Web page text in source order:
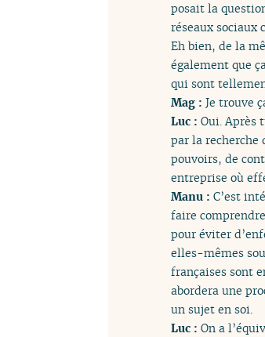
posait la
réseaux sociaux
Eh bien, de la
également que
qui sont
Mag : Je trouve
Luc : Oui. Après
par la recherche
pouvoirs, de
entreprise où
Manu : C’est
faire
pour éviter
elles-mêmes
françaises sont
abordera une
un sujet en soi.
Luc : On a